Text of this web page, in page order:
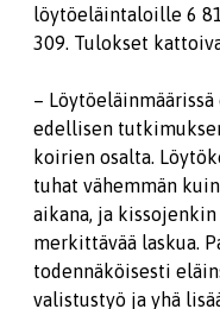
löytöeläintaloille 6
309. Tulokset
–
edellisen
koirien osalta.
tuhat vähemmän
aikana, ja
merkittävää laskua.
todennäköisesti
valistustyö ja yhä